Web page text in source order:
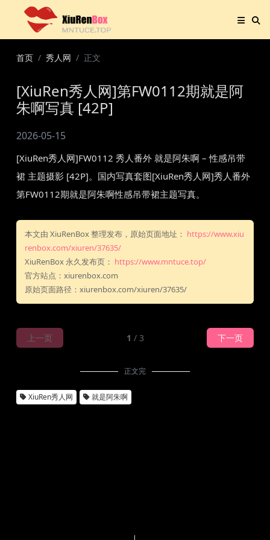
首页 秀人网 正文
[XiuRen秀人网]第FW0112期就是阿
朱啊写真 [42P]
2026-05-15
[XiuRen秀人网]FW0112 秀人番外 就是阿朱啊 – 性感吊带
裙 主题摄影 [42P]。国内写真套图[XiuRen秀人网]秀人番外
第FW0112期就是阿朱啊性感吊带裙主题写真。
本文由 XiuRenBox 整理发布，原始页面地址： https://www.xiu
renbox.com/xiuren/37635/
XiuRenBox 永久发布页： https://www.mntuce.top/
官方站点：xiurenbox.com
原始页面路径：xiurenbox.com/xiuren/37635/
上一页 1 / 3 下一页
正文完
XiuRen秀人网 就是阿朱啊